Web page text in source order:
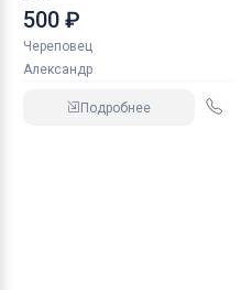
500 ₽
Череповец
Александр
Подробнее